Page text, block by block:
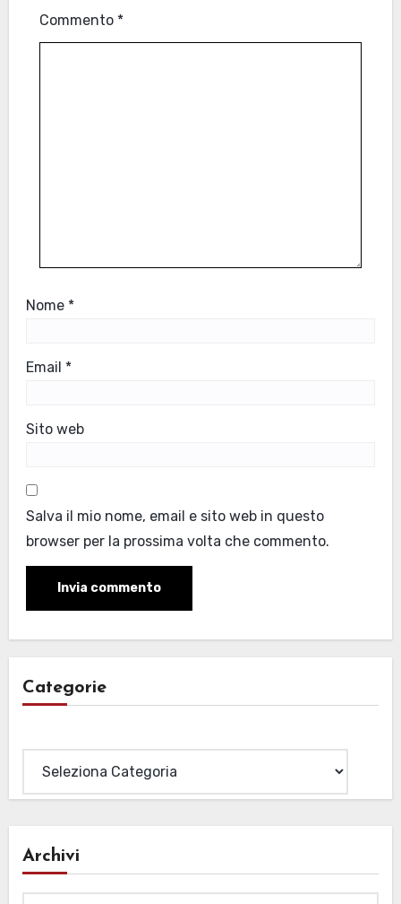
Commento *
Nome *
Email *
Sito web
Salva il mio nome, email e sito web in questo
browser per la prossima volta che commento.
Categorie
Archivi